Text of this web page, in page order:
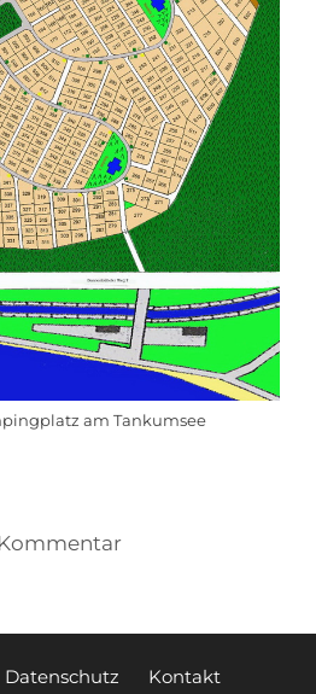
am Tankumsee
Datenschutz Kontakt